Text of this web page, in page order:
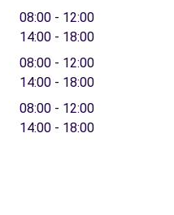
08:00 - 12:00
14:00 - 18:00
08:00 - 12:00
14:00 - 18:00
08:00 - 12:00
14:00 - 18:00